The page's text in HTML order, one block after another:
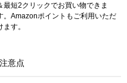
最短2クリックでお買い物できま
。Amazonポイントもご利用いただ
ます。
意点